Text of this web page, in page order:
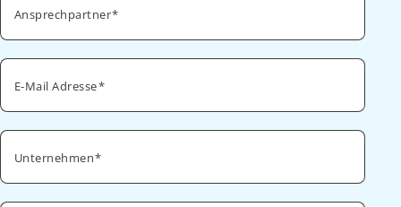
Ansprechpartner
E-Mail Adresse
Unternehmen